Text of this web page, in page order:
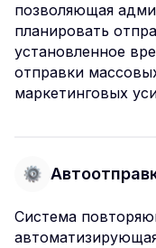
позволяющая
планировать
установленное
отправки
маркетинговых
Система